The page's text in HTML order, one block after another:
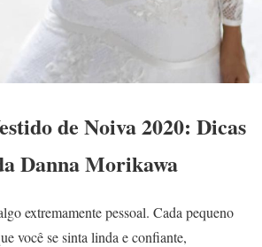
de Noiva 2020: Dicas
Danna Morikawa
extremamente pessoal. Cada pequeno
você se sinta linda e confiante,